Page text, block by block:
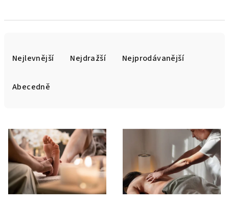
p
o
d
u
Nejlevnější Nejdražší Nejprodávanější
Abecedně
ý
s
p